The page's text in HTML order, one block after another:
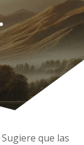
que las